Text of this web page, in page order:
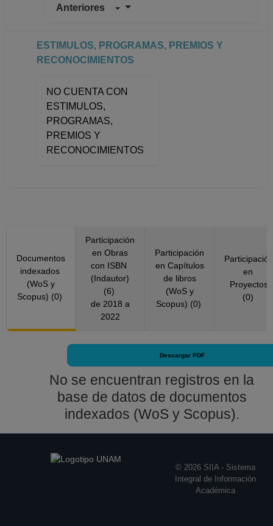
Anteriores
Facultad de Filosofia
Facultad de Filosofia
y Letras
Desde 01-07-2019
hasta 31-07-2019
No Definitivo
Facultad de Filosofia
Desde 01-04-2018
hasta 30-06-2019
PROFESOR
ASIGNATURA A TP
y Letras
Desde 01-04-2017
ESTIMULOS, PROGRAMAS, PREMIOS Y
RECONOCIMIENTOS
NO CUENTA CON
ESTIMULOS,
PROGRAMAS,
PREMIOS Y
RECONOCIMIENTOS
Documentos
indexados
(WoS y
Scopus) (0)
Participación
en Obras
con ISBN
(Indautor)
(6)
de 2018 a
2022
Participación
en Capítulos
de libros
(WoS y
Scopus) (0)
Participación
en
Proyectos
(0)
Descargar PDF
No se encuentran registros en la
base de datos de documentos
indexados (WoS y Scopus).
© 2026 SIIA - Sistema
Integral de Información
Académica